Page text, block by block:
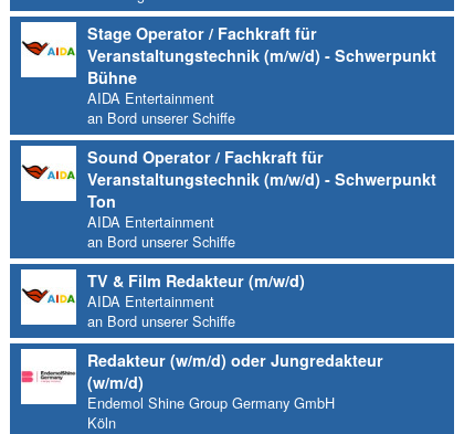
Stage Operator / Fachkraft für
Veranstaltungstechnik (m/w/d) - Schwerpunkt
Bühne
AIDA Entertainment
an Bord unserer Schiffe
Sound Operator / Fachkraft für
Veranstaltungstechnik (m/w/d) - Schwerpunkt
Ton
AIDA Entertainment
an Bord unserer Schiffe
TV & Film Redakteur (m/w/d)
AIDA Entertainment
an Bord unserer Schiffe
Redakteur (w/m/d) oder Jungredakteur
(w/m/d)
Endemol Shine Group Germany GmbH
Köln